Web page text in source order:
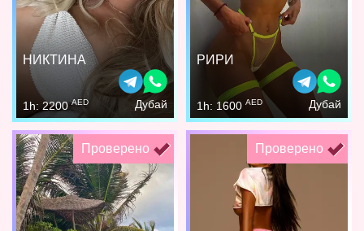
НИКТИНА
1h: 2200AED Дубай
РИРИ
1h: 1600 AED Дубай
Проверено Проверено